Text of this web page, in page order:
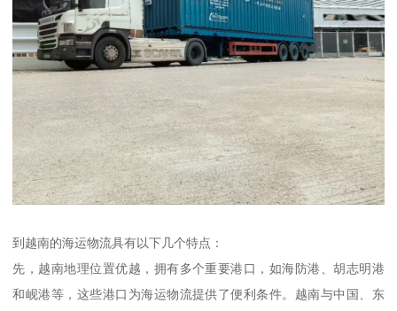
到越南的海运物流具有以下几个特点：
先，越南地理位置优越，拥有多个重要港口，如海防港、胡志明港
和岘港等，这些港口为海运物流提供了便利条件。越南与中国、东